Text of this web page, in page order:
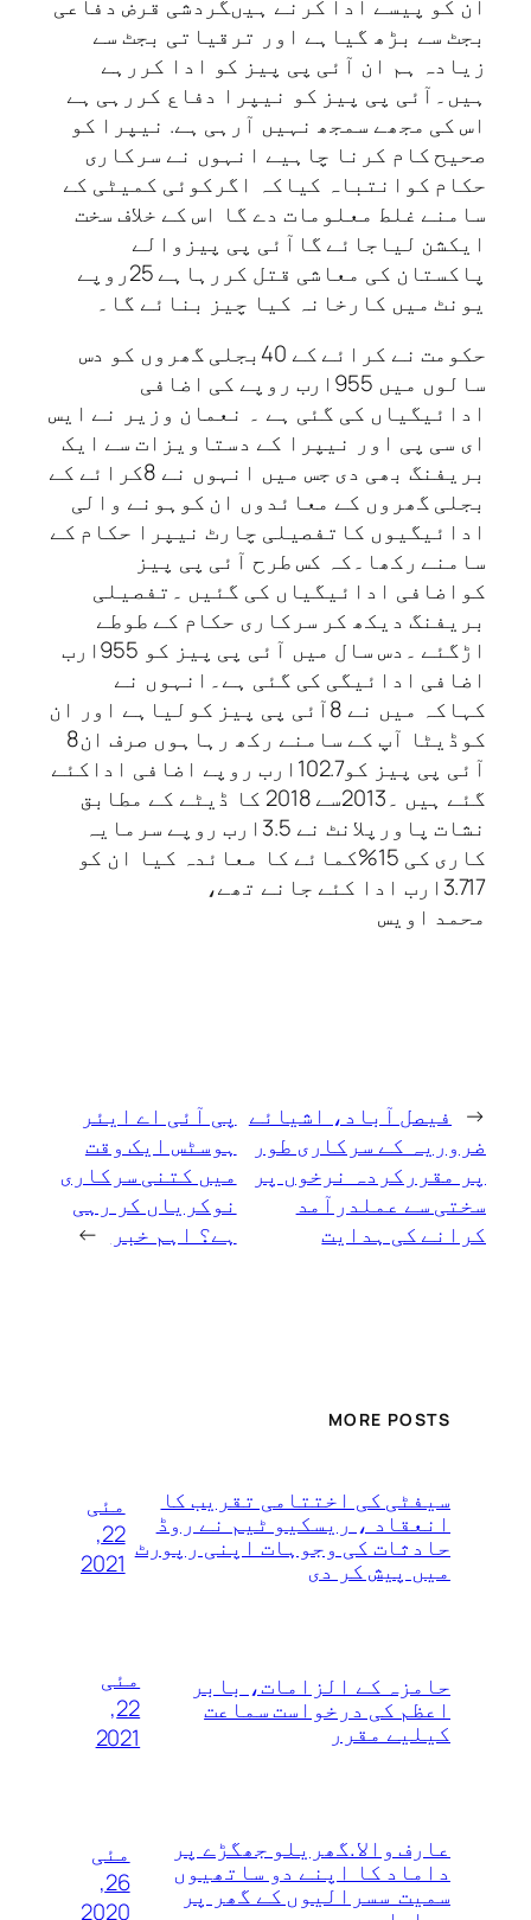
بجٹ سے بڑھ گیاہے اور ترقیاتی بجٹ سے
زیادہ ہم ان آئی پی پیز کو ادا کررہے
ہیں۔آئی پی پیز کو نیپرا دفاع کررہی ہے
اس کی مجھے سمجھ نہیں آرہی ہے. نیپرا کو
صحیح کام کرنا چاہیے انہوں نے سرکاری
حکام کوانتباہ کیاکہ اگرکوئی کمیٹی کے
سامنے غلط معلومات دے گا اس کے خلاف سخت
ایکشن لیاجائے گاآئی پی پیزوالے
پاکستان کی معاشی قتل کررہاہے 25روپے
یونٹ میں کارخانہ کیا چیز بنائے گا۔
حکومت نے کرائے کے 40بجلی گھروں کو دس
سالوں میں 955ارب روپے کی اضافی
ادائیگیاں کی گئی ہے ۔ نعمان وزیر نے ایس
ای سی پی اور نیپرا کے دستاویزات سے ایک
بریفنگ بھی دی جس میں انہوں نے 8کرائے کے
بجلی گھروں کے معائدوں ان کوہونے والی
ادائیگیوں کاتفصیلی چارٹ نیپرا حکام کے
سامنے رکھا۔کہ کس طرح آئی پی پیز
کواضافی ادائیگیاں کی گئیں ۔تفصیلی
بریفنگ دیکھ کر سرکاری حکام کے طوطے
اڑگئے ۔دس سال میں آئی پی پیز کو 955ارب
اضافی ادائیگی کی گئی ہے۔انہوں نے
کہاکہ میں نے 8آئی پی پیز کولیاہے اور ان
کوڈیٹا آپ کے سامنے رکھ رہاہوں صرف ان8
آئی پی پیز کو102.7ارب روپے اضافی اداکئے
گئے ہیں ۔2013سے 2018 کا ڈیٹے کے مطابق
نشات پاورپلانٹ نے 3.5ارب روپے سرمایہ
کاری کی 15%کمائے کا معائدہ کیا ان کو
3.717ارب ادا کئے جانے تھے،
محمد اویس
←
فیصل آباد، اشیائے
ضروریہ کے سرکاری طور
پر مقررکردہ نرخوں پر
سختی سے عملدرآمد
کرانے کی ہدایت
پی آئی اے ایئر
ہوسٹس ایک وقت
میں کتنی سرکاری
نوکریاں‌ کر رہی
ہے؟ اہم خبر
→
MORE POSTS
سیفٹی کی اختتامی تقریب کا
انعقاد ، ریسکیو ٹیم نے روڈ
حادثات کی وجوہات اپنی رپورٹ
میں پیش کر دی
مئی
22,
2021
حامزہ کے الزامات، بابر
اعظم کی درخواست سماعت
کیلیے مقرر
مئی
22,
2021
عارف والا.گھریلو جھگڑے پر
داماد کا اپنے دو ساتھیوں
سمیت سسرالیوں کے گھر پر
مئی
26,
2020